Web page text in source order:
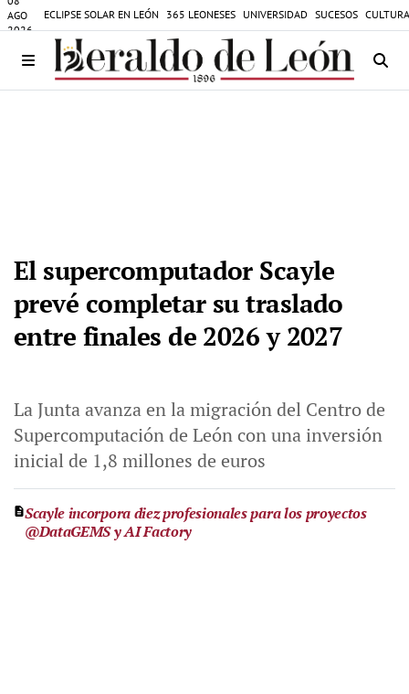
AGO
2026
ECLIPSE SOLAR EN LEÓN 365 LEONESES UNIVERSIDAD SUCESOS
El supercomputador Scayle
prevé completar su traslado
entre finales de 2026 y 2027
La Junta avanza en la migración del Centro de
Supercomputación de León con una inversión
inicial de 1,8 millones de euros
Scayle incorpora diez profesionales para los proyectos
@DataGEMS y AI Factory